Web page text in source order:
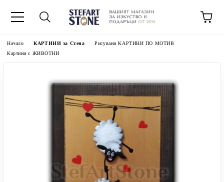
Начало КАРТИНИ за Стена
Рисувани КАРТИНИ ПО МОТИВ
Картини с ЖИВОТНИ